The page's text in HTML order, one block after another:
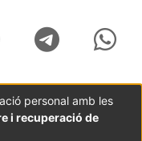
personal amb les
i recuperació de